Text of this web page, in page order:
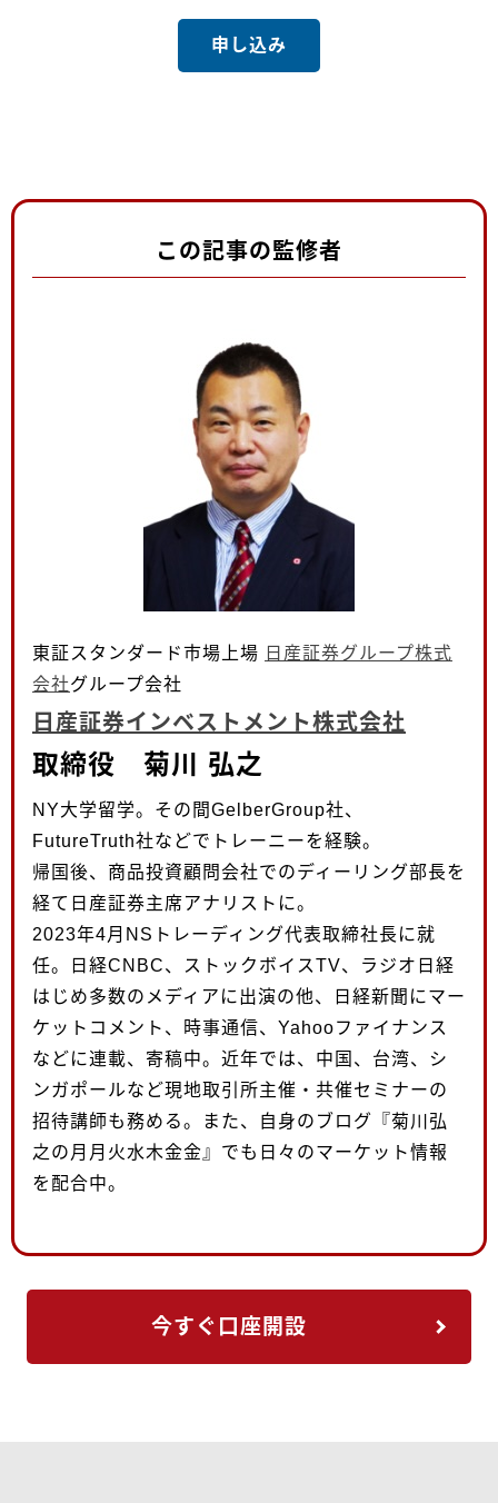
申し込み
この記事の監修者
東証スタンダード市場上場 日産証券グループ株式
会社グループ会社
日産証券インベストメント株式会社
取締役 菊川 弘之
NY大学留学。その間GelberGroup社、
FutureTruth社などでトレーニーを経験。
帰国後、商品投資顧問会社でのディーリング部長を
経て日産証券主席アナリストに。
2023年4月NSトレーディング代表取締社長に就
任。日経CNBC、ストックボイスTV、ラジオ日経
はじめ多数のメディアに出演の他、日経新聞にマー
ケットコメント、時事通信、Yahooファイナンス
などに連載、寄稿中。近年では、中国、台湾、シ
ンガポールなど現地取引所主催・共催セミナーの
招待講師も務める。また、自身のブログ『菊川弘
之の月月火水木金金』でも日々のマーケット情報
を配合中。
今すぐ口座開設